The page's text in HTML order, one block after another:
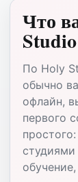
Что
По Holy
обычно
офлайн,
первого